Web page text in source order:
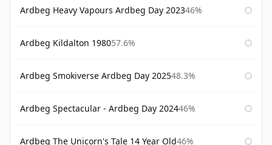
Ardbeg Heavy Vapours Ardbeg Day 202346%
Ardbeg Kildalton 198057.6%
Ardbeg Smokiverse Ardbeg Day 202548.3%
Ardbeg Spectacular - Ardbeg Day 202446%
Ardbeg The Unicorn's Tale 14 Year Old46%